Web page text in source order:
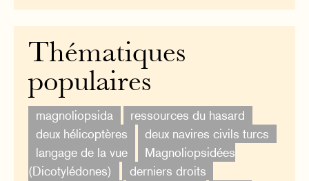
Thématiques
populaires
magnoliopsida
ressources du hasard
deux hélicoptères
deux navires civils turcs
langage de la vue
Magnoliopsidées
(Dicotylédones)
derniers droits